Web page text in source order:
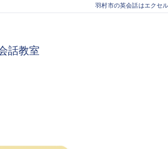
羽村市の英会話はエクセ
話教室